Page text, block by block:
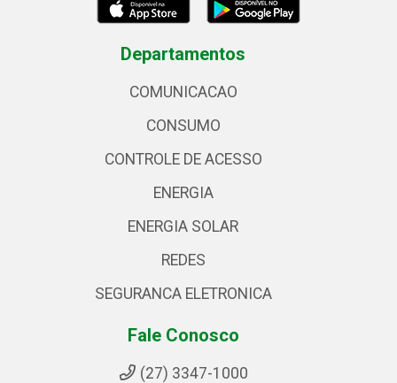
Departamentos
COMUNICACAO
CONSUMO
CONTROLE DE ACESSO
ENERGIA
ENERGIA SOLAR
REDES
SEGURANCA ELETRONICA
Fale Conosco
(27) 3347-1000